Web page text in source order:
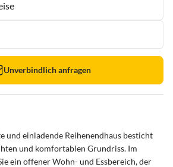
Unverbindlich anfragen
und einladende Reihenendhaus besticht
und komfortablen Grundriss. Im
ein offener Wohn- und Essbereich, der